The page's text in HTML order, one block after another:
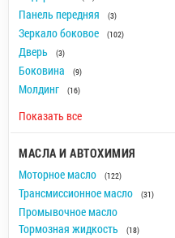
Панель передняя (3)
Зеркало боковое (102)
Дверь (3)
Боковина (9)
Молдинг (16)
Показать все
МАСЛА И АВТОХИМИЯ
Моторное масло (122)
Трансмиссионное масло (31)
Промывочное масло
Тормозная жидкость
(18)